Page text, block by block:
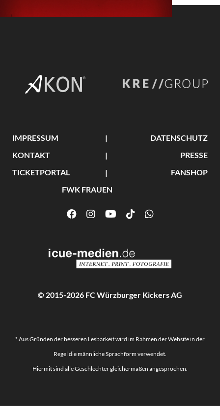
IMPRESSUM
DATENSCHUTZ
KONTAKT
PRESSE
TICKETPORTAL
FANSHOP
FWK FRAUEN
© 2015-2026 FC Würzburger Kickers AG
* Aus Gründen der besseren Lesbarkeit wird im Rahmen der Website in der
Regel die männliche Sprachform verwendet.
Hiermit sind alle Geschlechter gleichermaßen angesprochen.